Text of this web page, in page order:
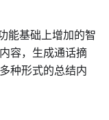
能基础上增加的智
容，生成通话摘
种形式的总结内